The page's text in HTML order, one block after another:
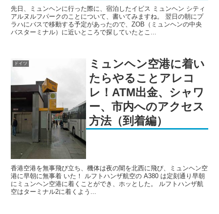
先日、ミュンヘンに行った際に、宿泊したイビス ミュンヘン シティ
アルヌルフパークのことについて、書いてみますね。 翌日の朝にプ
ラハにバスで移動する予定があったので、ZOB（ミュンヘンの中央
バスターミナル）に近いところで探していたとこ...
ドイツ
ミュンヘン空港に着い
たらやることアレコ
レ！ATM出金、シャワ
ー、市内へのアクセス
方法（到着編）
香港空港を無事飛び立ち、機体は夜の闇を北西に飛び、ミュンヘン空
港に早朝に無事着 いた！ ルフトハンザ航空の A380 は定刻通り早朝
にミュンヘン空港に着くことができ、ホッとした。 ルフトハンザ航
空はターミナル2に着くよう...